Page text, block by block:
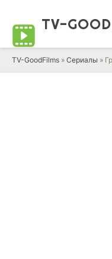
TV-GOOD
TV-GoodFilms » Сериалы »